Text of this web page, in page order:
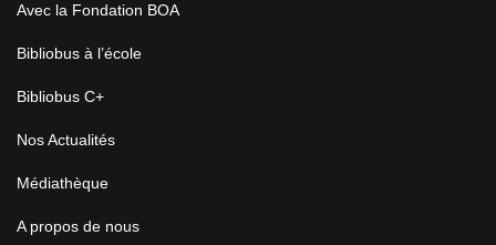
Avec la Fondation BOA
Bibliobus à l’école
Bibliobus C+
Nos Actualités
Médiathèque
A propos de nous